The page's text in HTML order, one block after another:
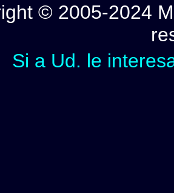
© 2005-2024
Si a Ud. le